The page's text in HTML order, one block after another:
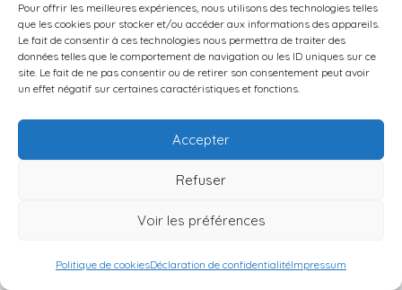
Pour offrir les meilleures expériences, nous utilisons des technologies telles
que les cookies pour stocker et/ou accéder aux informations des appareils.
Le fait de consentir à ces technologies nous permettra de traiter des
données telles que le comportement de navigation ou les ID uniques sur ce
site. Le fait de ne pas consentir ou de retirer son consentement peut avoir
un effet négatif sur certaines caractéristiques et fonctions.
Accepter
Refuser
Voir les préférences
Politique de cookiesDéclaration de confidentialitéImpressum
Pourquoi maintenant ?
Les meilleures deals disparaissent (3-6
Taux en évolution
Fiscalité qui durcit
Zéro frais — Zéro engagement